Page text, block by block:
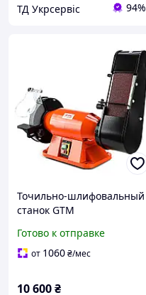
ТД Укрсервіс 94%
Точильно-шлифовальный
станок GTM
Готово к отправке
от 1060₴/мес
10 600₴